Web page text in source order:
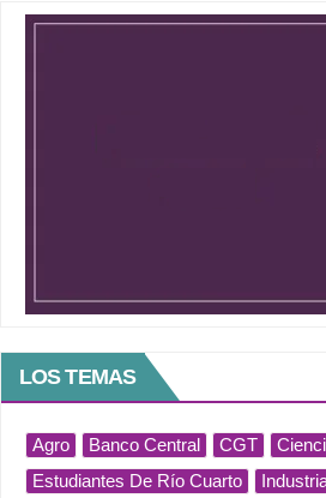
LOS TEMAS
Agro Banco Central CGT
Estudiantes De Río Cuarto